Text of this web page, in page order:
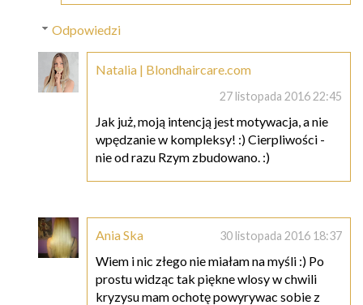
Odpowiedzi
Natalia | Blondhaircare.com
27 listopada 2016 22:45
Jak już, moją intencją jest motywacja, a nie
wpędzanie w kompleksy! :) Cierpliwości -
nie od razu Rzym zbudowano. :)
Ania Ska 30 listopada 2016 18:37
Wiem i nic złego nie miałam na myśli :) Po
prostu widząc tak piękne wlosy w chwili
kryzysu mam ochotę powyrywac sobie z